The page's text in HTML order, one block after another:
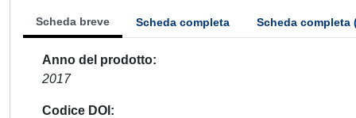
Scheda breve Scheda completa Scheda completa
Anno del prodotto
2017
Codice DOI